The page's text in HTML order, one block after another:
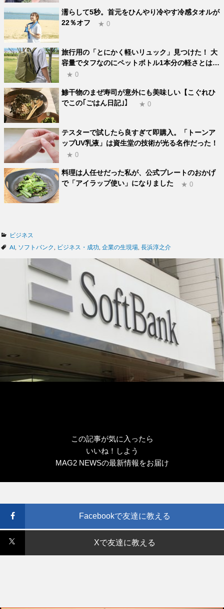
濡らして5秒。首元をひんやり冷やす冷感タオルが
22％オフ
★ 0
旅行用の「とにかく軽いリュック」見つけた！ 大
容量でタフなのにペットボトル1本分の軽さとは…
★ 0
鯵干物のまぜ寿司が意外にも美味しい【こぐれひ
でこの｢ごはん日記｣】
★ 0
テスターで試したら良すぎて即購入。「トーンア
ップUV乳液」は資生堂の技術が光る名作だった！
★ 0
料理は人任せだった私が、公式プレートのおかげ
で「アイラップ使い」になりました
★ 0
カ
テ
ビジネス
タ
AI ソフトバンク ビジネス・成功 企業の生現場 長浜淳之介
この記事が気に入ったら
いいね！しよう
MAG2 NEWSの最新情報をお届け
Facebookで友達に教える
Xで友達に教える